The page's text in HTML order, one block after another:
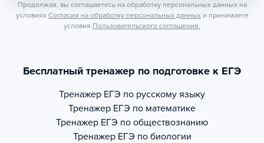
Продолжая, вы соглашаетесь на обработку персональных данных на
условиях Согласия на обработку персональных данных и принимаете
условия Пользовательского соглашения.
Бесплатный тренажер по подготовке к ЕГЭ
Тренажер ЕГЭ по русскому языку
Тренажер ЕГЭ по математике
Тренажер ЕГЭ по обществознанию
Тренажер ЕГЭ по биологии